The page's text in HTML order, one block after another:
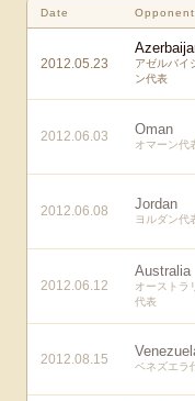
Date Opponent
2012.05.23
アゼルバイ
ン代表
2012.06.03 Oman
オマーン代
2012.06.08 Jordan
ヨルダン代
2012.06.12
Australia
オーストラ
代表
2012.08.15 ベネズエラ